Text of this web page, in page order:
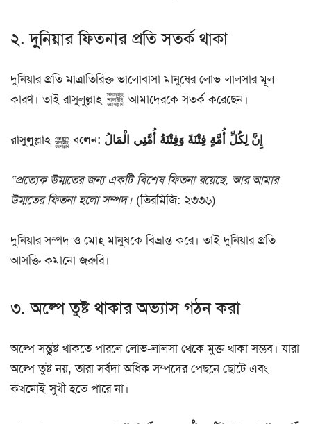
২. দুনিয়ার ফিতনার প্রতি সতর্ক থাকা
দুনিয়ার প্রতি মাত্রাতিরিক্ত ভালোবাসা মানুষের লোভ-লালসার মূল
কারণ। তাই রাসুলুল্লাহ ﷺ আমাদেরকে সতর্ক করেছেন।
রাসুলুল্লাহ ﷺ বলেন: إِنَّ لِكُلِّ أُمَّةٍ فِتْنَةً وَفِتْنَةُ أُمَّتِي الْمَالُ
“প্রত্যেক উম্মতের জন্য একটি বিশেষ ফিতনা রয়েছে, আর আমার
উম্মতের ফিতনা হলো সম্পদ। (তিরমিজি: ২৩৩৬)
দুনিয়ার সম্পদ ও মোহ মানুষকে বিভ্রান্ত করে। তাই দুনিয়ার প্রতি
আসক্তি কমানো জরুরি।
৩. অল্পে তুষ্ট থাকার অভ্যাস গঠন করা
অল্পে সন্তুষ্ট থাকতে পারলে লোভ-লালসা থেকে মুক্ত থাকা সম্ভব। যারা
অল্পে তুষ্ট নয়, তারা সর্বদা অধিক সম্পদের পেছনে ছোটে এবং
কখনোই সুখী হতে পারে না।